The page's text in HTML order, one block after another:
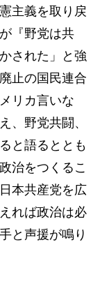
主義を取り戻
『野党は共
された」と強
止の国民連合
リカ言いな
、野党共闘、
と語るととも
治をつくるこ
本共産党を広
れば政治は必
と声援が鳴り